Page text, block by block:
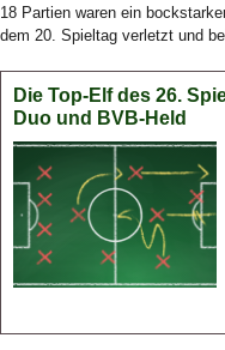
18 Partien waren ein
dem 20. Spieltag verletzt und
Die Top-Elf des 26.
Duo und BVB-Held